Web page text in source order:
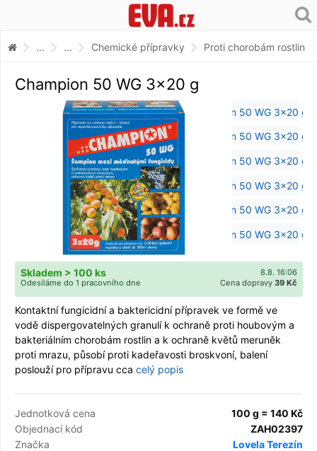
... ... Chemické přípravky Proti chorobám rostlin
Champion 50 WG 3x20 g
8.8. 16:06
Skladem > 100 ks
Cena dopravy 39 Kč
Odesíláme do 1 pracovního dne
Kontaktní fungicidní a baktericidní přípravek ve formě ve
vodě dispergovatelných granulí k ochraně proti houbovým a
bakteriálním chorobám rostlin a k ochraně květů meruněk
proti mrazu, působí proti kadeřavosti broskvoní, balení
poslouží pro přípravu cca celý popis
Jednotková cena
100 g = 140 Kč
Objednací kód
ZAH02397
Značka
Lovela Terezín